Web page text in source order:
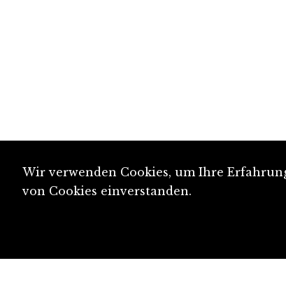
Wir verwenden Cookies, um Ihre
von Cookies einverstanden.